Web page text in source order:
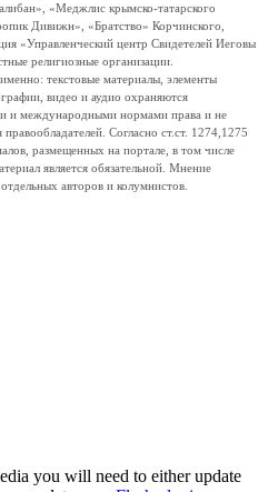
«Меджлис крымско-татарского
Дивижн», «Братство» Корчинского,
«Управленческий центр Свидетелей Иеговы
религиозные организации.
текстовые материалы, элементы
видео и аудио охраняются
и международными нормами права и не
Согласно ст.ст. 1274,1275
размещенных на портале, в том числе
является обязательной. Мнение
авторов и колумнистов.
you will need to either update